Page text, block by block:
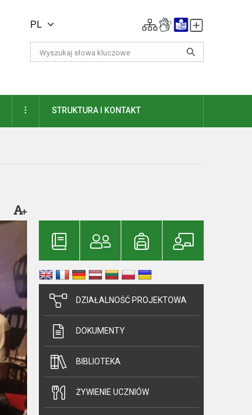
PL
DAUGIAUSTRUKTURA I KONTAKT
DZIAŁALNOŚĆ PROJEKTOWA
DOKUMENTY
BIBLIOTEKA
ŻYWIENIE UCZNIÓW